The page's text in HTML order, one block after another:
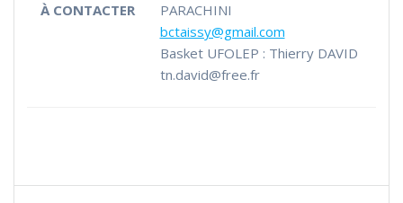
À CONTACTER
PARACHINI
bctaissy@gmail.com
Basket UFOLEP : Thierry DAVID
tn.david@free.fr